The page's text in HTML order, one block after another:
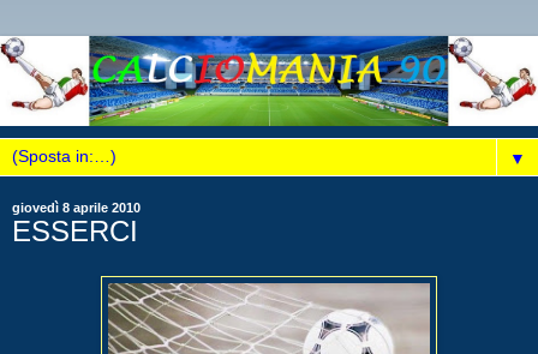
▼
giovedì 8 aprile 2010
ESSERCI